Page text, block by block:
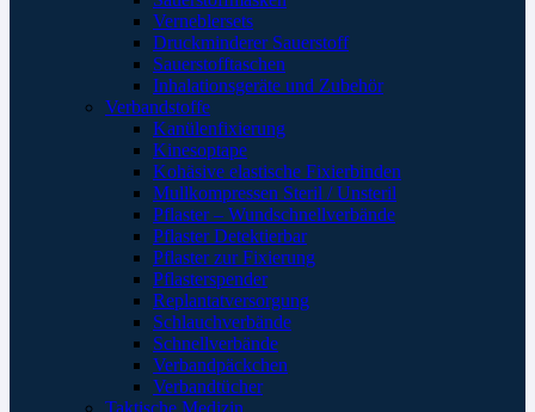
Verneblersets
Druckminderer Sauerstoff
Sauerstofftaschen
Inhalationsgeräte und Zubehör
Verbandstoffe
Kanülenfixierung
Kinesoptape
Kohäsive elastische Fixierbinden
Mullkompressen Steril / Unsteril
Pflaster – Wundschnellverbände
Pflaster Detektierbar
Pflaster zur Fixierung
Pflasterspender
Replantatversorgung
Schlauchverbände
Schnellverbände
Verbandpäckchen
Verbandtücher
Taktische Medizin